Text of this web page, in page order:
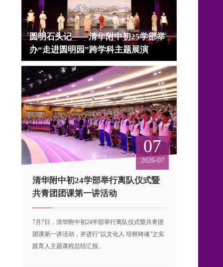
圆明石头记——清华附中初25学部举
办“走进圆明园”跨学科主题展演
07
2026-07
清华附中初24学部举行离队仪式暨
共青团团课第一讲活动
7月7日，清华附中初24学部举行离队仪式暨共青团
团课第一讲活动，并进行“以文化人 培根铸魂”之实
践育人主题课程总结汇报。